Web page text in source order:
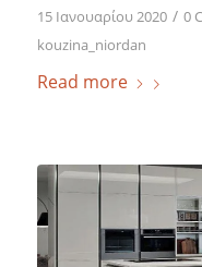
15 Ιανουαρίου 2020 / 0
kouzina_niordan
Read more